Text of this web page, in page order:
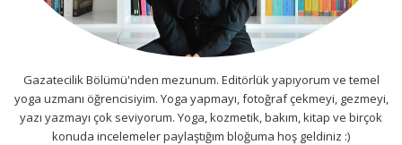
Gazatecilik Bölümü'nden mezunum. Editörlük yapıyorum ve temel
yoga uzmanı öğrencisiyim. Yoga yapmayı, fotoğraf çekmeyi, gezmeyi,
yazı yazmayı çok seviyorum. Yoga, kozmetik, bakım, kitap ve birçok
konuda incelemeler paylaştığım bloğuma hoş geldiniz :)